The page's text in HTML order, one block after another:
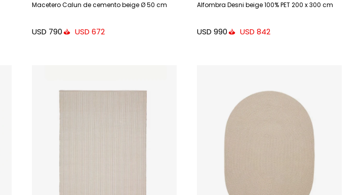
Macetero Calun de cemento beige Ø 50 cm
USD 790 USD 672
Alfombra Desni beige 100% PET 200 x 300 cm
USD 990 USD 842